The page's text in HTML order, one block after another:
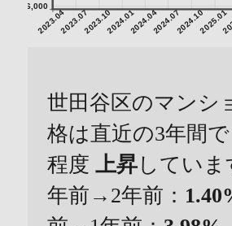
2023.042023.072023.102024.012024.042024.072024.102025.01
6,000
世田谷区のマンシ
格は直近の3年間で
程度 上昇していま
年前→2年前：